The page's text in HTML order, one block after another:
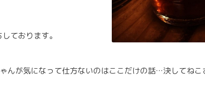
ております。
んが気になって仕方ないのはここだけの話…決してねこ